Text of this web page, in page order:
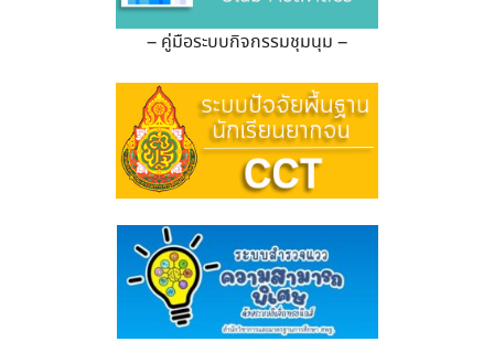
– คู่มือระบบกิจกรรมชุมนุม –